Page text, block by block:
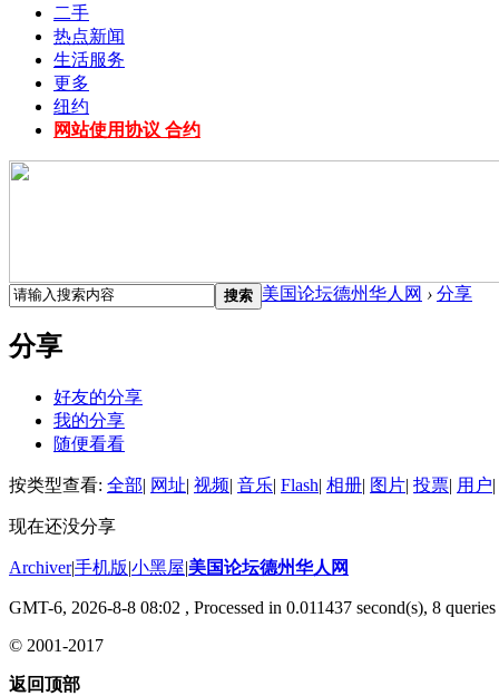
二手
热点新闻
生活服务
更多
纽约
网站使用协议 合约
搜索 美国论坛德州华人网 › 分享
分享
好友的分享
我的分享
随便看看
按类型查看: 全部| 网址| 视频| 音乐| Flash| 相册| 图片| 投票| 用户|
现在还没分享
Archiver|手机版|小黑屋|美国论坛德州华人网
GMT-6, 2026-8-8 08:02 , Processed in 0.011437 second(s), 8 queries
© 2001-2017
返回顶部